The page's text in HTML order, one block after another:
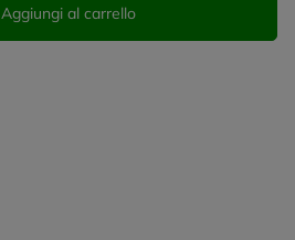
Aggiungi al carrello